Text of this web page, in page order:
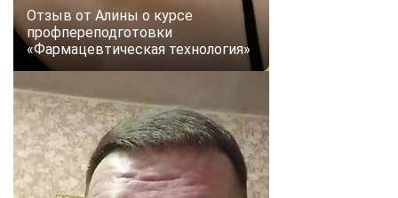
Отзыв от Алины о курсе
профпереподготовки
«Фармацевтическая технология»